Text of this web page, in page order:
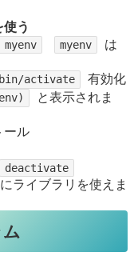
う
myenv
は
bin/activate
有効化
と表示されま
ール
deactivate
ライブラリを使えま